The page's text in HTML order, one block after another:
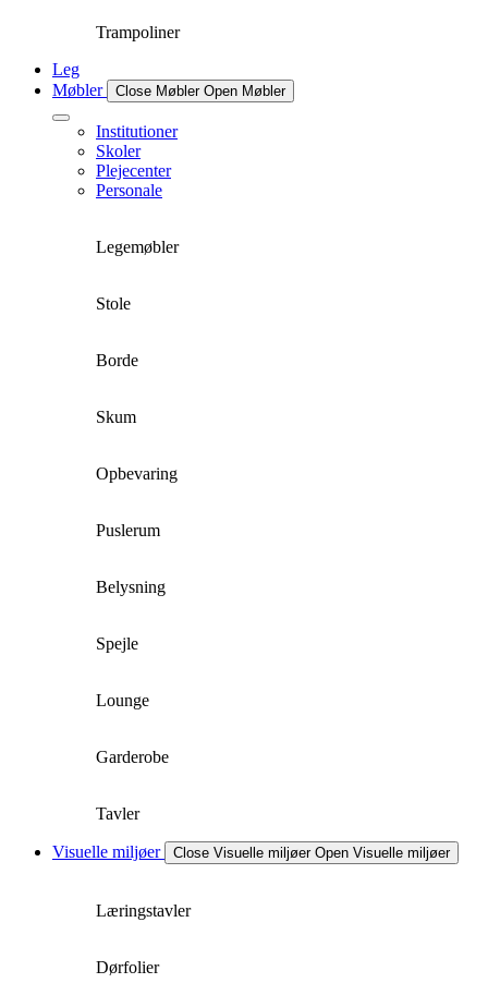
Trampoliner
Leg
Møbler
Close Møbler Open Møbler
Institutioner
Skoler
Plejecenter
Personale
Legemøbler
Stole
Borde
Skum
Opbevaring
Puslerum
Belysning
Spejle
Lounge
Garderobe
Tavler
Visuelle miljøer Close Visuelle miljøer Open Visuelle miljøer
Læringstavler
Dørfolier